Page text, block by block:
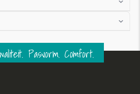
Pasvorm. Comfort.